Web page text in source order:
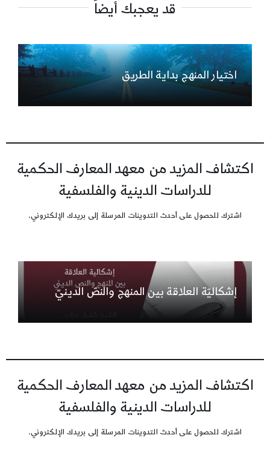
قد يعجبك أيضاً
اختيار المنهج بداية الطريق
اكتشاف المزيد من معهد المعارف الحكمية
للدراسات الدينية والفلسفية
اشترك للحصول على أحدث التدوينات المرسلة إلى بريدك الإلكتروني.
إشكاليّة العلاقة بين المنهج والنصّ الدينيّ
اكتشاف المزيد من معهد المعارف الحكمية
للدراسات الدينية والفلسفية
اشترك للحصول على أحدث التدوينات المرسلة إلى بريدك الإلكتروني.